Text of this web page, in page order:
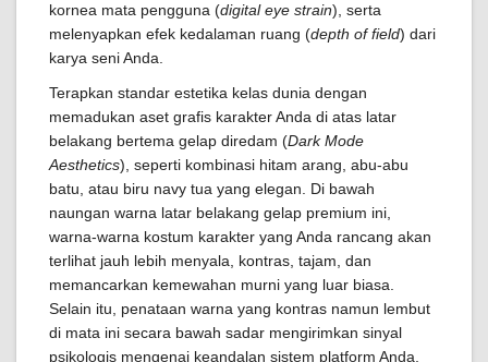
kornea mata pengguna (digital eye strain), serta
melenyapkan efek kedalaman ruang (depth of field) dari
karya seni Anda.
Terapkan standar estetika kelas dunia dengan
memadukan aset grafis karakter Anda di atas latar
belakang bertema gelap diredam (Dark Mode
Aesthetics), seperti kombinasi hitam arang, abu-abu
batu, atau biru navy tua yang elegan. Di bawah
naungan warna latar belakang gelap premium ini,
warna-warna kostum karakter yang Anda rancang akan
terlihat jauh lebih menyala, kontras, tajam, dan
memancarkan kemewahan murni yang luar biasa.
Selain itu, penataan warna yang kontras namun lembut
di mata ini secara bawah sadar mengirimkan sinyal
psikologis mengenai keandalan sistem platform Anda,